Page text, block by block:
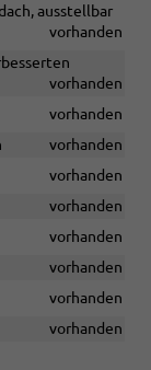
ausstellbar
vorhanden
vorhanden
vorhanden
vorhanden
vorhanden
vorhanden
vorhanden
vorhanden
vorhanden
vorhanden